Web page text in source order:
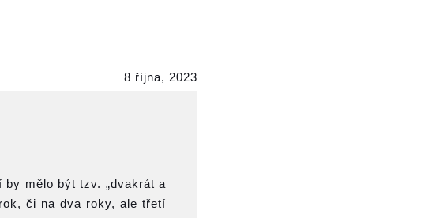
8 října, 2023
mělo být tzv. „dvakrát a
či na dva roky, ale třetí